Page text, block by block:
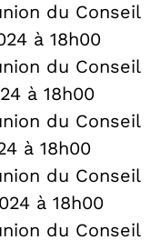
du Conseil
à 18h00
du Conseil
à 18h00
du Conseil
à 18h00
du Conseil
à 18h00
du Conseil